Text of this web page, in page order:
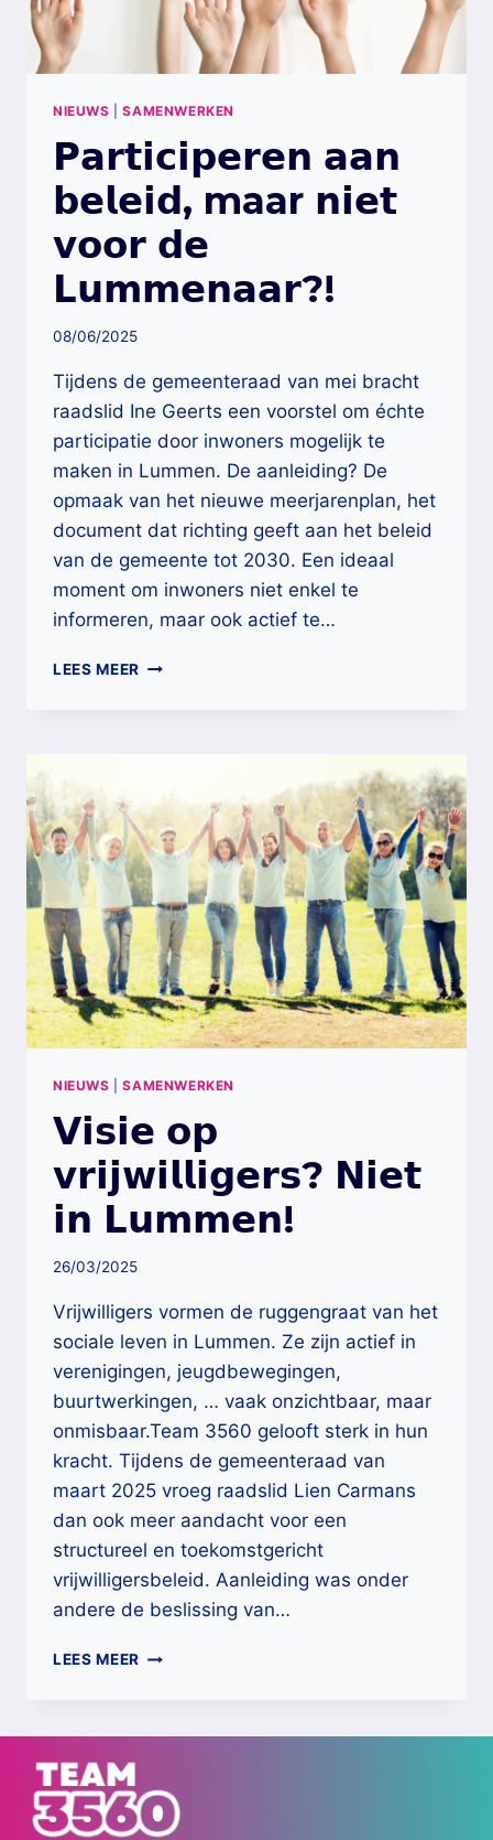
NIEUWS |SAMENWERKEN
𝗣𝗮𝗿𝘁𝗶𝗰𝗶𝗽𝗲𝗿𝗲𝗻 𝗮𝗮𝗻
𝗯𝗲𝗹𝗲𝗶𝗱, maar 𝗻𝗶𝗲𝘁
𝘃𝗼𝗼𝗿 𝗱𝗲
𝗟𝘂𝗺𝗺𝗲𝗻𝗮𝗮𝗿?!
08/06/2025
Tijdens de gemeenteraad van mei bracht
raadslid Ine Geerts een voorstel om échte
participatie door inwoners mogelijk te
maken in Lummen. De aanleiding? De
opmaak van het nieuwe meerjarenplan, het
document dat richting geeft aan het beleid
van de gemeente tot 2030. Een ideaal
moment om inwoners niet enkel te
informeren, maar ook actief te…
LEES MEER 𝗣𝗮𝗿𝘁𝗶𝗰𝗶𝗽𝗲𝗿𝗲𝗻
𝗱𝗲
𝗟𝘂𝗺𝗺𝗲𝗻𝗮𝗮𝗿?!
NIEUWS |SAMENWERKEN
𝗩𝗶𝘀𝗶𝗲 𝗼𝗽
𝘃𝗿𝗶𝗷𝘄𝗶𝗹𝗹𝗶𝗴𝗲𝗿𝘀? 𝗡𝗶𝗲𝘁
𝗶𝗻 𝗟𝘂𝗺𝗺𝗲𝗻!
26/03/2025
Vrijwilligers vormen de ruggengraat van het
sociale leven in Lummen. Ze zijn actief in
verenigingen, jeugdbewegingen,
buurtwerkingen, … vaak onzichtbaar, maar
onmisbaar.Team 3560 gelooft sterk in hun
kracht. Tijdens de gemeenteraad van
maart 2025 vroeg raadslid Lien Carmans
dan ook meer aandacht voor een
structureel en toekomstgericht
vrijwilligersbeleid. Aanleiding was onder
andere de beslissing van…
LEES MEER 𝗩𝗶𝘀𝗶𝗲